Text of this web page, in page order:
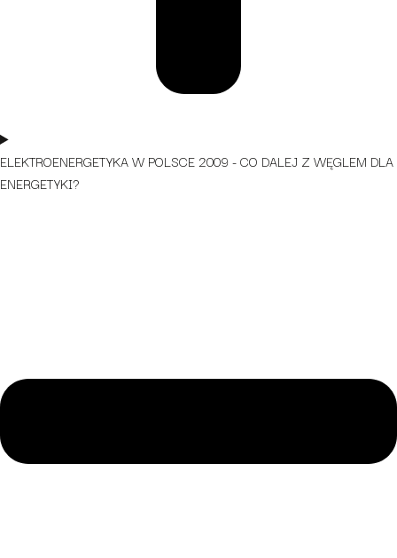
ELEKTROENERGETYKA W POLSCE 2009 - CO DALEJ Z WĘGLEM DLA
ENERGETYKI?